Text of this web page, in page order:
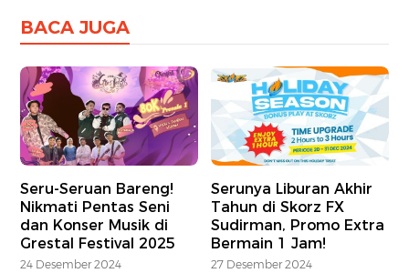
BACA JUGA
Seru-Seruan Bareng!
Nikmati Pentas Seni
dan Konser Musik di
Grestal Festival 2025
24 Desember 2024
Serunya Liburan Akhir
Tahun di Skorz FX
Sudirman, Promo Extra
Bermain 1 Jam!
27 Desember 2024